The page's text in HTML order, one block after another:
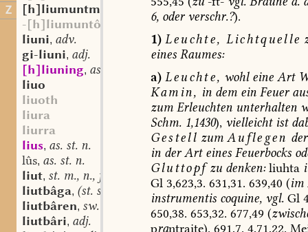
Z
[h]liumuntmâri
-[h]liumuntôn
liuni, adv.
gi-liuni, adj.
[h]liuning, as. st. m.
liuo
liuoth
liura
liurra
lius, as. st. n.
lûs, as. st. n.
liut, st. m., n., f.
liutbâga, (st. sw.?) f.
liutbâren, sw. v.
liutbâri, adj.
6,oderverschr.?).
1) Leuchte, Lichtquelle
eines Raumes:
a) Leuchte, wohleine Art
Kamin, indemeinFeuer
zumErleuchten unterhalten
Schm.1,1430), vielleichtist
Gestell zum Auflegen der
inderArteinesFeuerbocks
Gluttopfzu denken:liuhta
Gl3,623,3. 631,31. 639,40 (im
instrumentiscoquine,vgl.Gl
650,38. 653,32. 677,49 (
prantraite). 691,7. 4,71,22.